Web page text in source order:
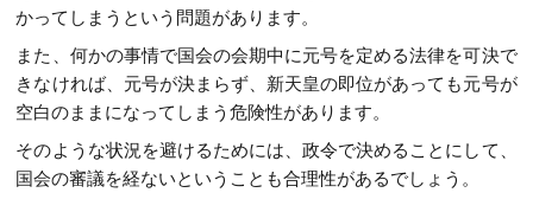
かってしまうという問題があります。
また、何かの事情で国会の会期中に元号を定める法律を可決で
きなければ、元号が決まらず、新天皇の即位があっても元号が
空白のままになってしまう危険性があります。
そのような状況を避けるためには、政令で決めることにして、
国会の審議を経ないということも合理性があるでしょう。